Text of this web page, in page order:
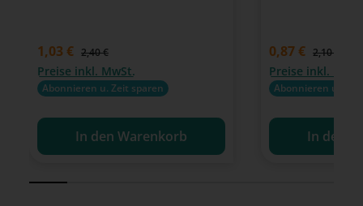
Verkaufspreis:
1,03 € Regulärer Preis:
2,40 €
Preise inkl. MwSt.
Abonnieren u. Zeit sparen
In den Warenkorb
Verkaufspreis:
0,87 € Regulärer
2,10 €
Preise inkl.
Abonnieren u.
In den